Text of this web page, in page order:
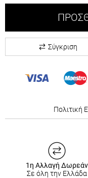
Σύγκριση
Πολιτική
1η Αλλαγή Δωρεάν
Σε όλη την Ελλάδα